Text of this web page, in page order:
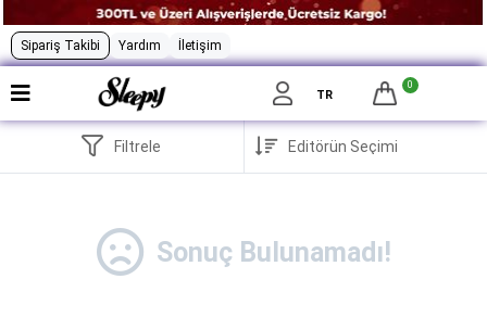
Sipariş Takibi Yardım İletişim
TR
0
Filtrele
Sonuç Bulunamadı!